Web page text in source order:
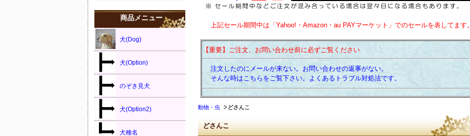
上記セール期間中は「Yahoo!・Amazon・au PAYマーケット」でのセールを表してます。
【重要】ご注文、お問い合わせ前に必ずご覧ください
注文したのにメールが来ない。お問い合わせの返事がない。
そんな時はこちらをご覧下さい。よくあるトラブル対処法です。
動物・虫 どさんこ
どさんこ
商品メニュー
犬(Dog)
犬(Option)
のぞき見犬
犬(Option2)
犬種名